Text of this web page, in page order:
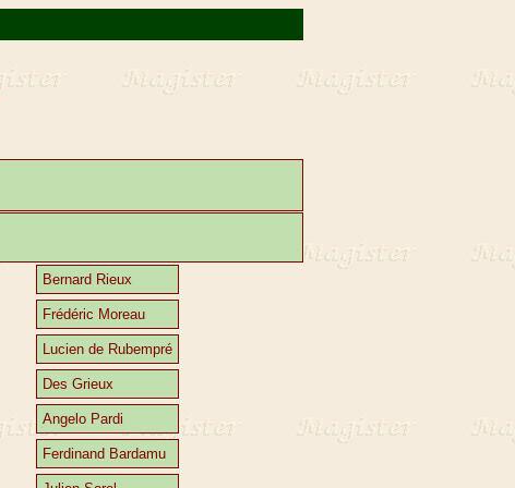
Bernard Rieux
Frédéric Moreau
Lucien de Rubempré
Des Grieux
Angelo Pardi
Ferdinand Bardamu